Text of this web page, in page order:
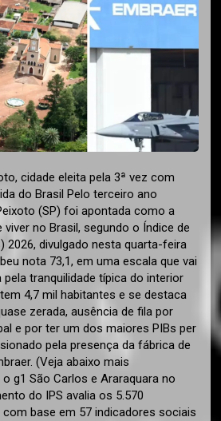
cidade eleita pela 3ª vez com
do Brasil Pelo terceiro ano
(SP) foi apontada como a
no Brasil, segundo o Índice de
2026, divulgado nesta quarta-feira
nota 73,1, em uma escala que vai
pela tranquilidade típica do interior
4,7 mil habitantes e se destaca
zerada, ausência de fila por
e por ter um dos maiores PIBs per
pela presença da fábrica de
(Veja abaixo mais
g1 São Carlos e Araraquara no
do IPS avalia os 5.570
base em 57 indicadores sociais